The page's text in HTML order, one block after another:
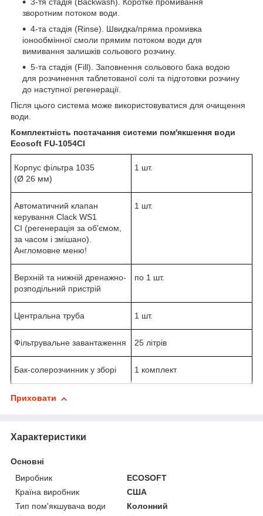
3-тя стадія (Backwash). Коротке промивання
зворотним потоком води.
4-та стадія (Rinse). Швидка/пряма промивка
іонообмінної смоли прямим потоком води для
вимивання залишків сольового розчину.
5-та стадія (Fill). Заповнення сольового бака водою
для розчинення таблетованої солі та підготовки розчину
до наступної регенерації.
Після цього система може використовуватися для очищення
води.
Комплектність постачання системи пом'якшення води
Ecosoft FU-1054CI
Корпус фільтра 1035
(Ø 26 мм)
1 шт.
Автоматичний клапан
керування Clack WS1
СI (регенерація за об'ємом,
за часом і змішано).
Англомовне меню!
1 шт.
Верхній та нижній дренажно-
розподільний пристрій
по 1 шт.
Центральна труба 1 шт.
Фільтрувальне завантаження 25 літрів
Бак-солерозчинник у зборі 1 комплект
Приховати
Характеристики
Основні
Виробник
ECOSOFT
Країна виробник
США
Тип пом'якшувача води
Колонний